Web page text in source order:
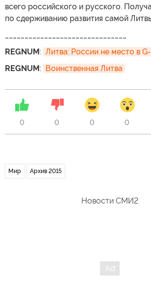
всего российского и русского.
по сдерживанию развития самой
REGNUM: Литва: России не место в
REGNUM: Воинственная Литва
0 0 0 0
Мир Архив 2015
Новости СМИ2